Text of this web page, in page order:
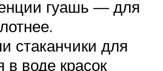
гуашь — для
стаканчики для
в воде красок